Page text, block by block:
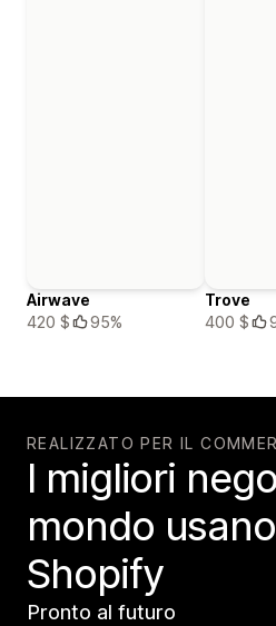
Airwave
420 $
95%
Trove
400 $
REALIZZATO PER IL
I migliori
mondo
Shopify
Pronto al futuro